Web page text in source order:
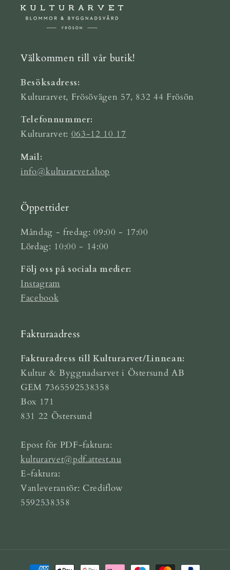
Välkommen till vår butik!
Besöksadress:
Kulturarvet, Frösövägen 57, 832 44 Frösön
Telefonnummer:
Kulturarvet: 063-12 10 17
Mail:
info@kulturarvet.shop
Öppettider
Måndag - fredag: 09:00 - 17:00
Lördag: 10:00 - 14:00
Följ oss på sociala medier:
Instagram
Facebook
Fakturaadress
Fakturadress till Kulturarvet/Linnean:
Kultur & Byggnadsarvet i Östersund AB
GEM 7365592538358
Box 171
831 22 Östersund
Epost för PDF-faktura:
kulturarvet@pdf.attest.nu
E-faktura:
Vanleverantör: Crediflow
5592538358
Betalningsmetoder